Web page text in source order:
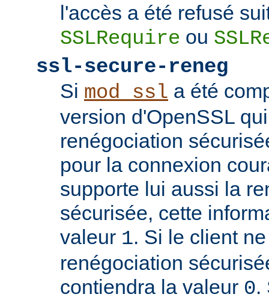
l'accès a été refusé
SSLRequire ou
ssl-secure-reneg
Si mod_ssl a été
version d'OpenSSL
renégociation
pour la connexion
supporte lui aussi la
sécurisée, cette
valeur 1. Si le client
renégociation
contiendra la valeur 0.